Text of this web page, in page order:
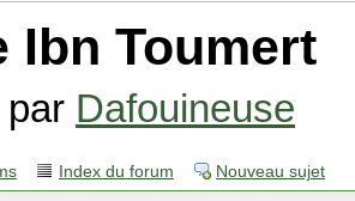
Ibn Toumert
Dafouineuse
Index du forum Nouveau sujet